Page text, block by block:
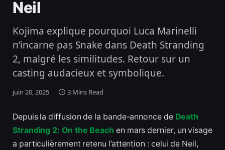
Neil
Kojima explique pourquoi Luca Marinelli
n’incarne pas Snake dans Death Stranding
2, malgré les similitudes. Retour sur un
casting audacieux et symbolique.
juin 20, 2025 3 Mins Read
Depuis la diffusion de la bande-annonce de Death
Stranding 2: On the Beach en mars dernier, un visage
a particulièrement retenu l’attention : celui de Neil,